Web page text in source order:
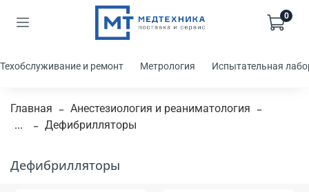
0
Техобслуживание и ремонт Метрология Испытательная
Главная
Анестезиология и реаниматология
...
Дефибрилляторы
Дефибрилляторы